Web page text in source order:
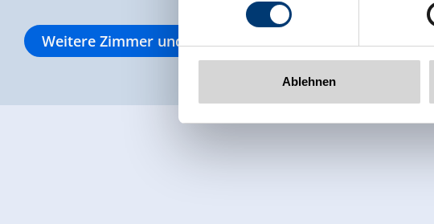
www.zillertalarena.com
Ablehnen
Weitere Zimmer und Appartements